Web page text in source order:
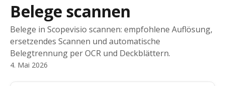
Belege scannen
Belege in Scopevisio scannen: empfohlene Auflösung,
ersetzendes Scannen und automatische
Belegtrennung per OCR und Deckblättern.
4. Mai 2026